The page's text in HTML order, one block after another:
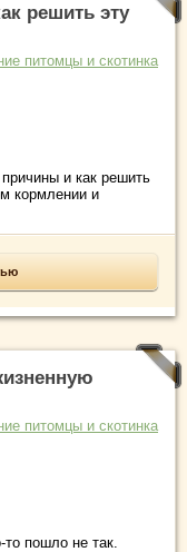
решить эту
питомцы и скотинка
и как решить
кормлении и
питомцы и скотинка
пошло не так.